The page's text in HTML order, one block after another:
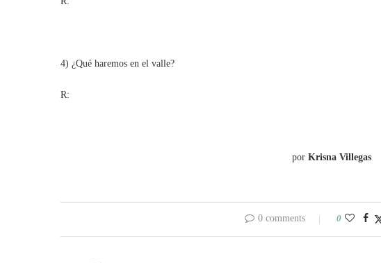
4) ¿Qué haremos en el valle?
R:
por Krisna Villegas
0 comments 0